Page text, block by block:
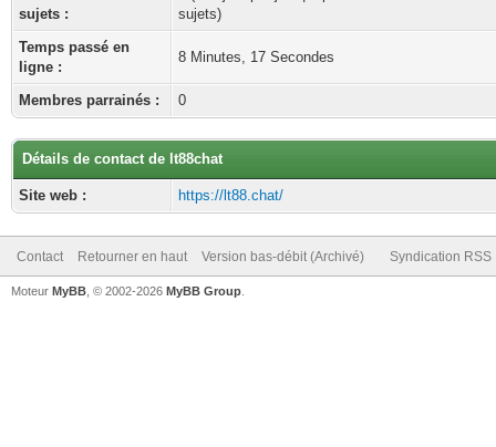
sujets :
sujets)
Temps passé en
ligne :
8 Minutes, 17 Secondes
Membres parrainés : 0
Détails de contact de lt88chat
Site web : https://lt88.chat/
Contact Retourner en haut Version bas-débit (Archivé) Syndication RSS
Moteur MyBB , © 2002-2026 MyBB Group